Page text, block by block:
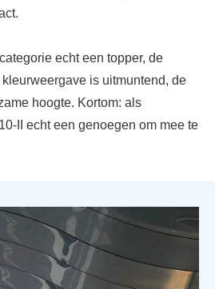
echt een topper, de
is uitmuntend, de
hoogte. Kortom: als
II echt een genoegen om mee te